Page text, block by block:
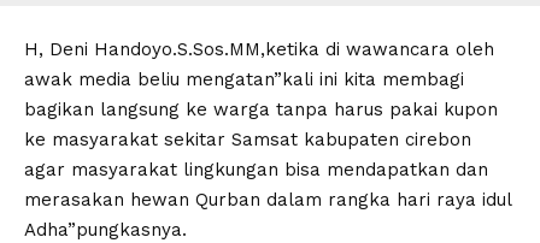
H, Deni Handoyo.S.Sos.MM,ketika di wawancara oleh
awak media beliu mengatan”kali ini kita membagi
bagikan langsung ke warga tanpa harus pakai kupon
ke masyarakat sekitar Samsat kabupaten cirebon
agar masyarakat lingkungan bisa mendapatkan dan
merasakan hewan Qurban dalam rangka hari raya idul
Adha”pungkasnya.